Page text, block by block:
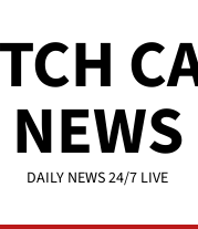
NEWS
DAILY NEWS 24/7 LIVE